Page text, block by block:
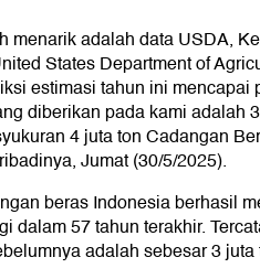
menarik adalah data USDA,
States Department of
estimasi tahun ini mencapai
diberikan pada kami adalah
4 juta ton Cadangan
Jumat (30/5/2025).
beras Indonesia berhasil
dalam 57 tahun terakhir.
adalah sebesar 3